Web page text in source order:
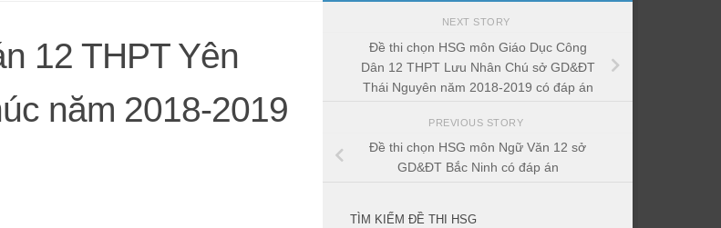
12 THPT Yên
năm 2018-2019
NEXT STORY
Đề thi chọn HSG môn Giáo Dục Công
Dân 12 THPT Lưu Nhân Chú sở GD&ĐT
Thái Nguyên năm 2018-2019 có đáp án
PREVIOUS STORY
Đề thi chọn HSG môn Ngữ Văn 12 sở
GD&ĐT Bắc Ninh có đáp án
TÌM KIẾM ĐỀ THI HSG